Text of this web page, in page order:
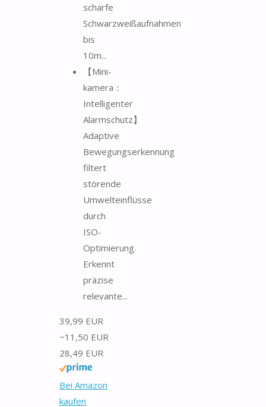
scharfe
Schwarzweißaufnahmen
bis
10m...
【Mini-
kamera：
Intelligenter
Alarmschutz】
Adaptive
Bewegungserkennung
filtert
störende
Umwelteinflüsse
durch
ISO-
Optimierung.
Erkennt
präzise
relevante...
39,99 EUR
−11,50 EUR
28,49 EUR
Bei Amazon
kaufen